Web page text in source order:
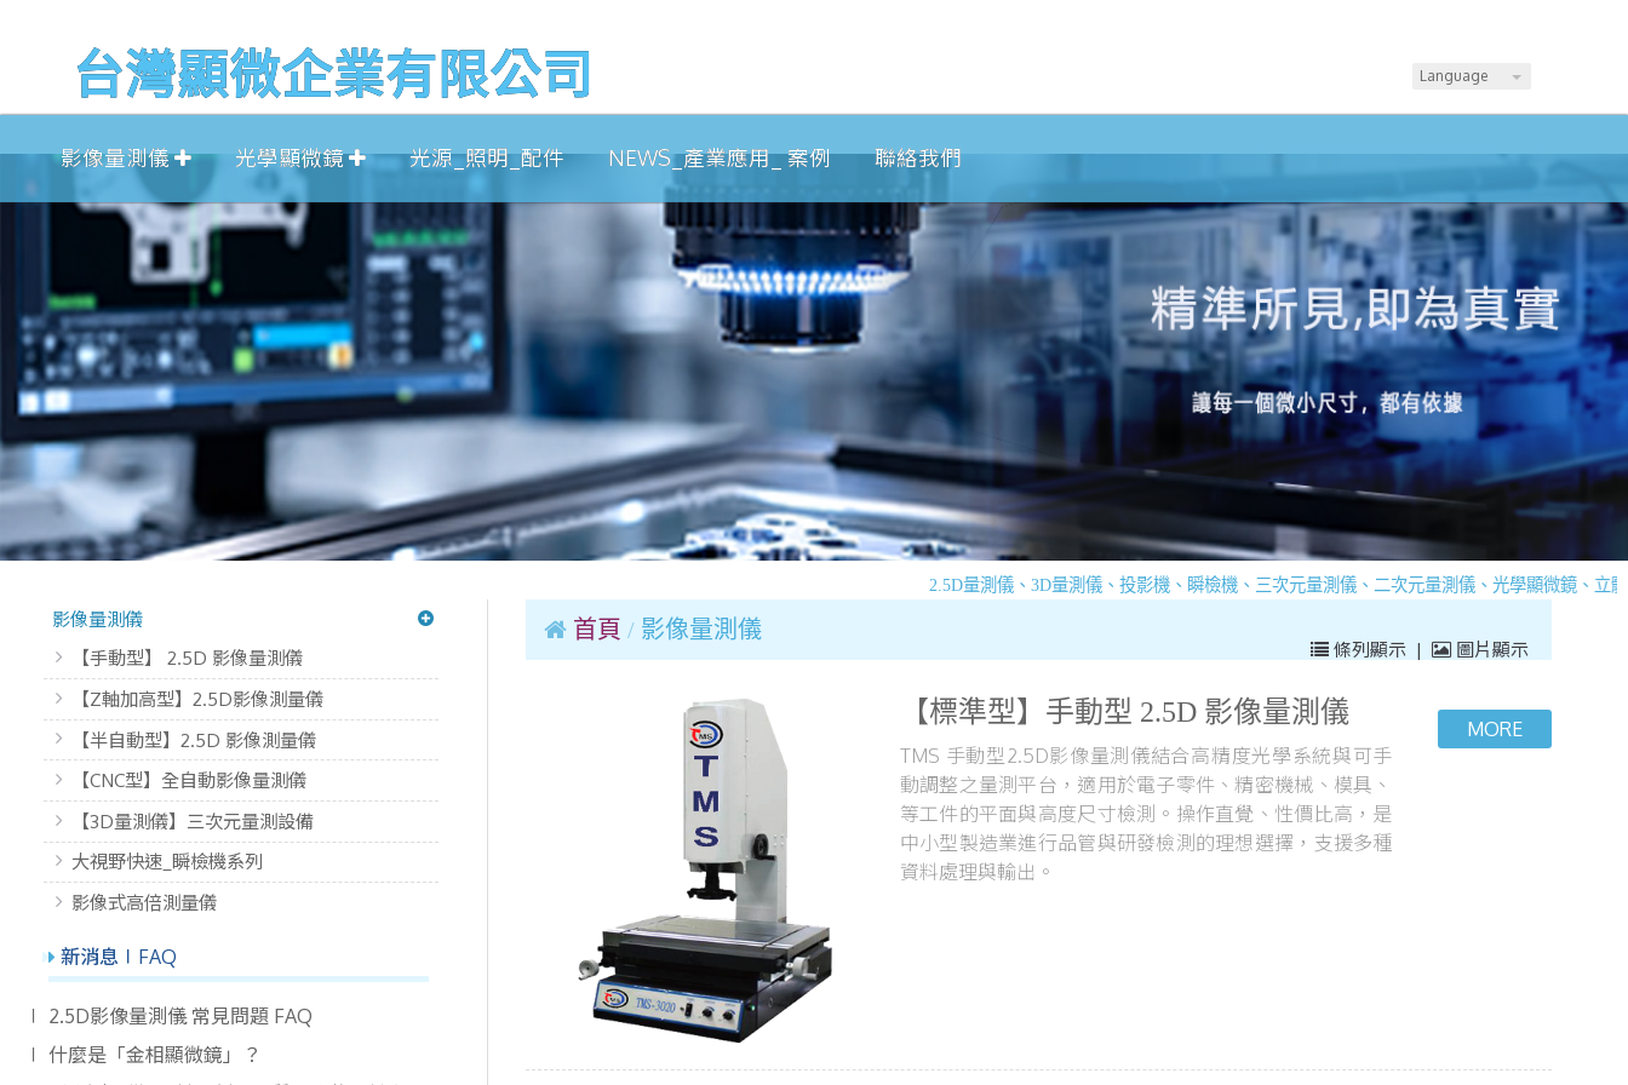
Language
台灣顯微企業有限公司
影像量測儀 光學顯微鏡 光源_照明_配件 NEWS_產業應用_ 案例 聯絡我們
影像量測儀
【手動型】 2.5D 影像量測儀
【Z軸加高型】2.5D影像測量儀
【半自動型】2.5D 影像測量儀
【CNC型】全自動影像量測儀
【3D量測儀】三次元量測設備
大視野快速_瞬檢機系列
影像式高倍測量儀
新消息∣FAQ
∣ 2.5D影像量測儀 常見問題 FAQ
∣ 什麼是「金相顯微鏡」？
2.5D量測儀、3D量測儀、投影機、瞬檢機、三次元量測儀、二次元量測儀、光學顯微鏡、立體顯微鏡、金
首頁 影像量測儀
條列顯示 | 圖片顯示
【標準型】手動型 2.5D 影像量測儀
TMS 手動型2.5D影像量測儀結合高精度光學系統與可手
動調整之量測平台，適用於電子零件、精密機械、模具、
等工件的平面與高度尺寸檢測。操作直覺、性價比高，是
中小型製造業進行品管與研發檢測的理想選擇，支援多種
資料處理與輸出。